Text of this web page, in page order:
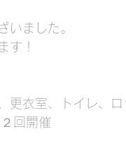
いました。
す！
更衣室、トイレ、
回開催